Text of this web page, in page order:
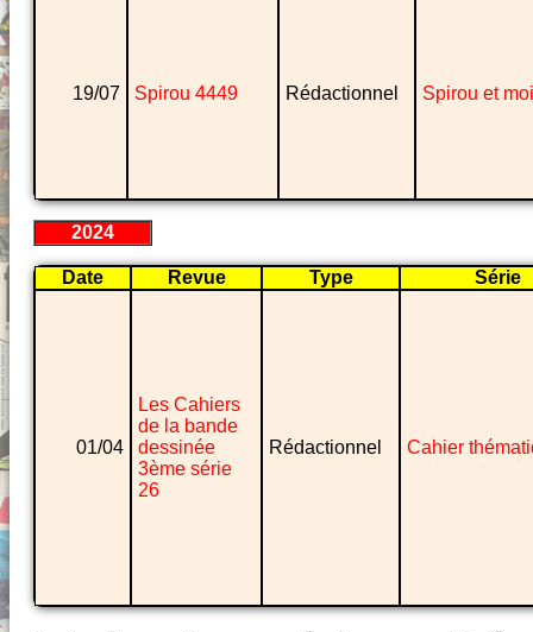
19/07 Spirou 4449 Rédactionnel Spirou et moi
2024
Date Revue Type Série
01/04
Les Cahiers
de la bande
dessinée
3ème série
26
Rédactionnel Cahier